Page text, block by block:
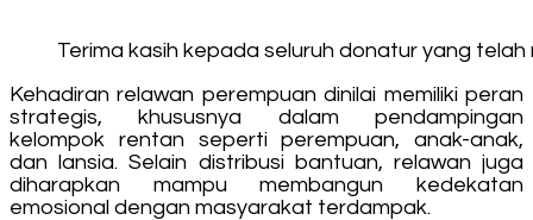
Terima kasih kepada seluruh donatur yang
Kehadiran relawan perempuan dinilai memiliki peran
strategis, khususnya dalam pendampingan
kelompok rentan seperti perempuan, anak-anak,
dan lansia. Selain distribusi bantuan, relawan juga
diharapkan mampu membangun kedekatan
emosional dengan masyarakat terdampak.